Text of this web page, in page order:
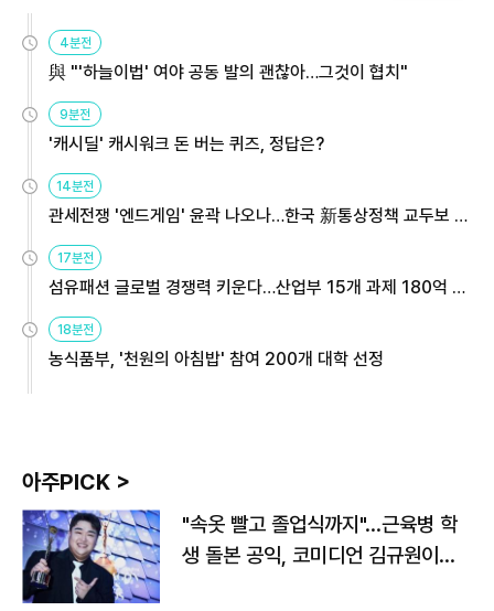
4분전
與 "'하늘이법' 여야 공동 발의 괜찮아…그것이 협치"
9분전
'캐시딜' 캐시워크 돈 버는 퀴즈, 정답은?
14분전
관세전쟁 '엔드게임' 윤곽 나오나…한국 新통상정책 교두보 활
용해야
17분전
섬유패션 글로벌 경쟁력 키운다…산업부 15개 과제 180억 지
원
18분전
농식품부, '천원의 아침밥' 참여 200개 대학 선정
아주PICK >
"속옷 빨고 졸업식까지"…근육병 학
생 돌본 공익, 코미디언 김규원이었